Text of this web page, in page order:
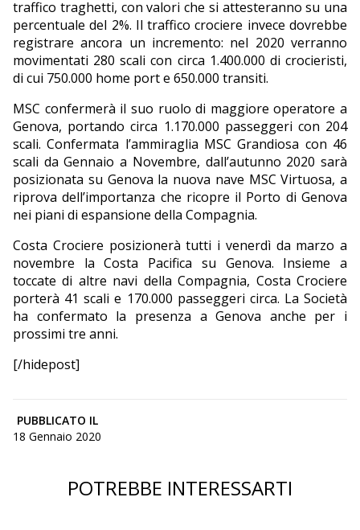
traffico traghetti, con valori che si attesteranno su una
percentuale del 2%. Il traffico crociere invece dovrebbe
registrare ancora un incremento: nel 2020 verranno
movimentati 280 scali con circa 1.400.000 di crocieristi,
di cui 750.000 home port e 650.000 transiti.
MSC confermerà il suo ruolo di maggiore operatore a
Genova, portando circa 1.170.000 passeggeri con 204
scali. Confermata l’ammiraglia MSC Grandiosa con 46
scali da Gennaio a Novembre, dall’autunno 2020 sarà
posizionata su Genova la nuova nave MSC Virtuosa, a
riprova dell’importanza che ricopre il Porto di Genova
nei piani di espansione della Compagnia.
Costa Crociere posizionerà tutti i venerdì da marzo a
novembre la Costa Pacifica su Genova. Insieme a
toccate di altre navi della Compagnia, Costa Crociere
porterà 41 scali e 170.000 passeggeri circa. La Società
ha confermato la presenza a Genova anche per i
prossimi tre anni.
[/hidepost]
PUBBLICATO IL
18 Gennaio 2020
POTREBBE INTERESSARTI